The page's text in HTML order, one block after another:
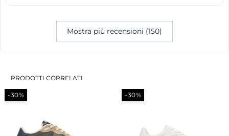
Mostra più recensioni (150)
PRODOTTI CORRELATI
-30% -30%